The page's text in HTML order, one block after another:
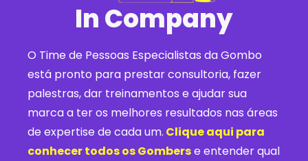
In Company
O Time de Pessoas Especialistas da Gombo
está pronto para prestar consultoria, fazer
palestras, dar treinamentos e ajudar sua
marca a ter os melhores resultados nas áreas
de expertise de cada um. Clique aqui para
conhecer todos os Gomberse entender qual